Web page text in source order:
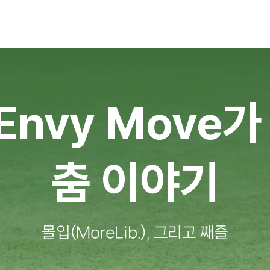
Move가
춤 이야기
몰입(MoreLib.), 그리고 째즐